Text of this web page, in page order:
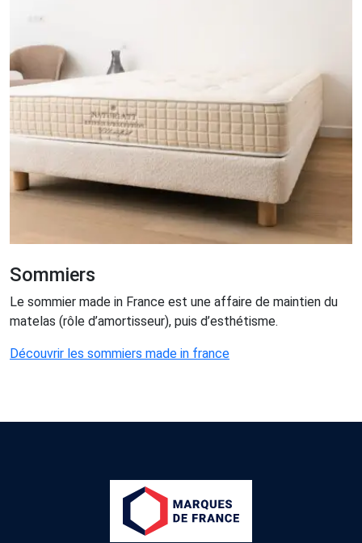
Sommiers
Le sommier made in France est une affaire de maintien du
matelas (rôle d’amortisseur), puis d’esthétisme.
Découvrir les sommiers made in france